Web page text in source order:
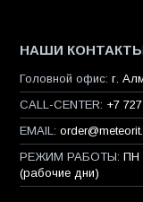
НАШИ
Головной офис: г.
CALL-CENTER: +7
EMAIL:
РЕЖИМ РАБОТЫ: ПН
(рабочие дни)